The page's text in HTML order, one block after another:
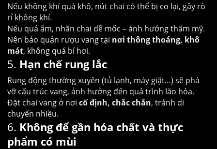
Nếu không khí quá khô, nút chai có thể bị co lại, gây rò
rỉ không khí.
Nếu quá ẩm, nhãn chai dễ mốc – ảnh hưởng thẩm mỹ.
Nên bảo quản rượu vang tại nơi thông thoáng, khô
mát, không quá bí hơi.
5. Hạn chế rung lắc
Rung động thường xuyên (tủ lạnh, máy giặt…) sẽ phá
vỡ cấu trúc vang, ảnh hưởng đến quá trình lão hóa.
Đặt chai vang ở nơi cố định, chắc chắn, tránh di
chuyển nhiều.
6. Không để gần hóa chất và thực
phẩm có mùi